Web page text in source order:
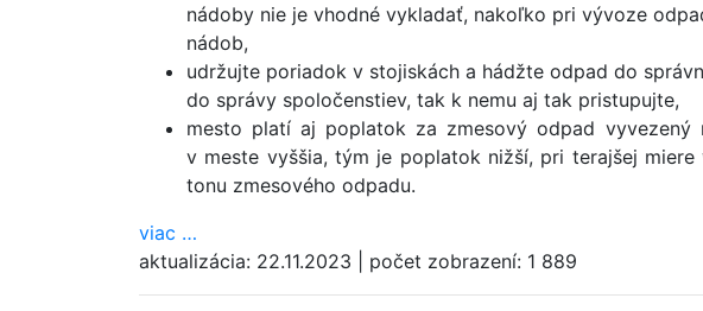
nádoby nie je vhodné vykladať, nakoľko pri vývoze
nádob,
udržujte poriadok v stojiskách a hádžte odpad do
do správy spoločenstiev, tak k nemu aj tak pristupujte,
mesto platí aj poplatok za zmesový odpad vyvezený
v meste vyššia, tým je poplatok nižší, pri terajšej
tonu zmesového odpadu.
viac …
aktualizácia: 22.11.2023 počet zobrazení: 1 889